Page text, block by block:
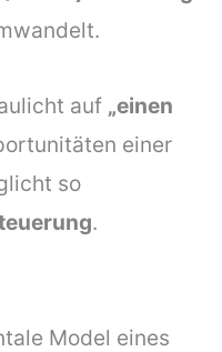
auf „einen
einer
so
.
Model eines